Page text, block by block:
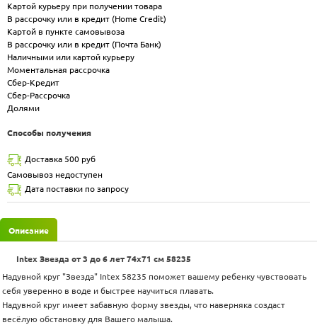
Картой курьеру при получении товара
В рассрочку или в кредит (Home Credit)
Картой в пункте самовывоза
В рассрочку или в кредит (Почта Банк)
Наличными или картой курьеру
Моментальная рассрочка
Сбер-Кредит
Сбер-Рассрочка
Долями
Способы получения
Доставка 500 руб
Самовывоз недоступен
Дата поставки по запросу
Описание
Intex Звезда от 3 до 6 лет 74х71 см 58235
Надувной круг "Звезда" Intex 58235 поможет вашему ребенку чувствовать
себя уверенно в воде и быстрее научиться плавать.
Надувной круг имеет забавную форму звезды, что наверняка создаст
весёлую обстановку для Вашего малыша.